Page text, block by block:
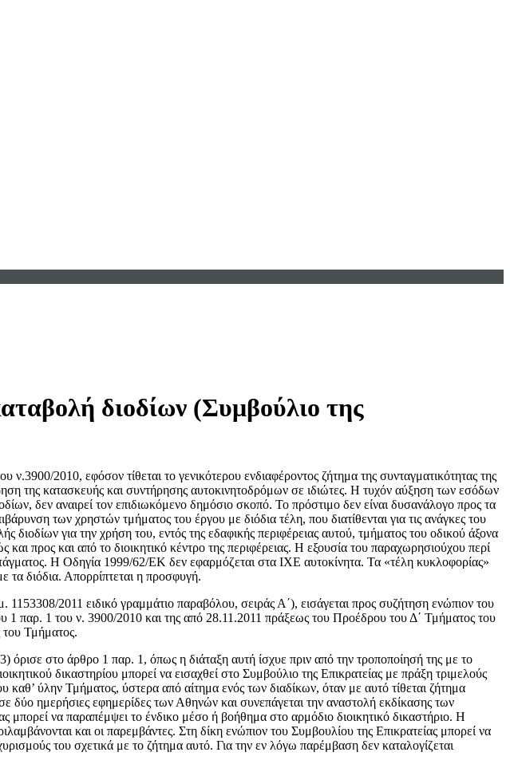
διοδίων (Συμβούλιο της
2010, εφόσον τίθεται το γενικότερου ενδιαφέροντος ζήτημα της συνταγματικότητας της
κατασκευής και συντήρησης αυτοκινητοδρόμων σε ιδιώτες. Η τυχόν αύξηση των εσόδων
δεν αναιρεί τον επιδιωκόμενο δημόσιο σκοπό. Το πρόστιμο δεν είναι δυσανάλογο προς τα
των χρηστών τμήματος του έργου με διόδια τέλη, που διατίθενται για τις ανάγκες του
για την χρήση του, εντός της εδαφικής περιφέρειας αυτού, τμήματος του οδικού άξονα
προς και από το διοικητικό κέντρο της περιφέρειας. Η εξουσία του παραχωρησιούχου περί
Η Οδηγία 1999/62/ΕΚ δεν εφαρμόζεται στα ΙΧΕ αυτοκίνητα. Τα «τέλη κυκλοφορίας»
τα διόδια. Απορρίπτεται η προσφυγή.
2011 ειδικό γραμμάτιο παραβόλου, σειράς Α΄), εισάγεται προς συζήτηση ενώπιον του
1 παρ. 1 του ν. 3900/2010 και της από 28.11.2011 πράξεως του Προέδρου του Δ΄ Τμήματος του
του Τμήματος.
όρισε στο άρθρο 1 παρ. 1, όπως η διάταξη αυτή ίσχυε πριν από την τροποποίησή της με το
δικαστηρίου μπορεί να εισαχθεί στο Συμβούλιο της Επικρατείας με πράξη τριμελούς
ύλην Τμήματος, ύστερα από αίτημα ενός των διαδίκων, όταν με αυτό τίθεται ζήτημα
δύο ημερήσιες εφημερίδες των Αθηνών και συνεπάγεται την αναστολή εκδίκασης των
μπορεί να παραπέμψει το ένδικο μέσο ή βοήθημα στο αρμόδιο διοικητικό δικαστήριο. Η
και οι παρεμβάντες. Στη δίκη ενώπιον του Συμβουλίου της Επικρατείας μπορεί να
του σχετικά με το ζήτημα αυτό. Για την εν λόγω παρέμβαση δεν καταλογίζεται